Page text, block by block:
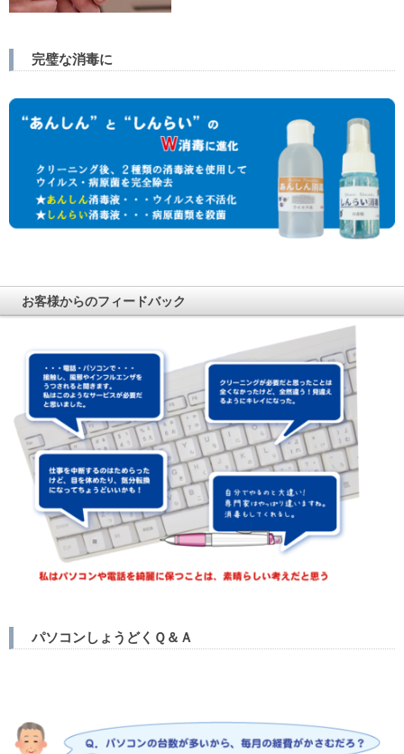
完璧な消毒に
お客様からのフィードバック
パソコンしょうどくＱ＆Ａ